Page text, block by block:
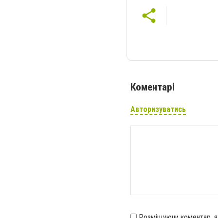
Коментарі
Авторизуватись